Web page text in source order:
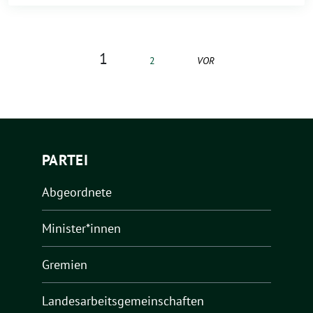
1 2 VOR
PARTEI
Abgeordnete
Minister*innen
Gremien
Landesarbeitsgemeinschaften